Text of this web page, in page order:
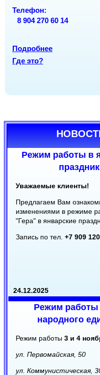
Телефон:
Телефон:
Подробнее
Телефон:
8 904 270 60 14
Подробнее
Где это?
Режим работы в
Уважаемые клиенты!
Предлагаем Вам
изменениями в режиме
"Гера" в январские
Запись по тел. +7 909
24.12.2025
Режим работы
народного
Режим работы 3 и 4
ул. Первомайская, 50
ул. Коммунистическая,